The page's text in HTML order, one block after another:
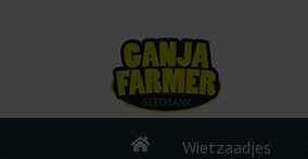
Wietzaadjes